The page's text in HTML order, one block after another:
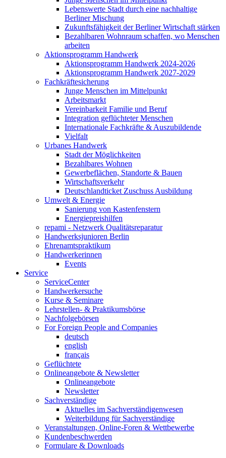
Lebenswerte Stadt durch eine nachhaltige
Berliner Mischung
Zukunftsfähigkeit der Berliner Wirtschaft stärken
Bezahlbaren Wohnraum schaffen, wo Menschen
arbeiten
Aktionsprogramm Handwerk
Aktionsprogramm Handwerk 2024-2026
Aktionsprogramm Handwerk 2027-2029
Fachkräftesicherung
Junge Menschen im Mittelpunkt
Arbeitsmarkt
Vereinbarkeit Familie und Beruf
Integration geflüchteter Menschen
Internationale Fachkräfte & Auszubildende
Vielfalt
Urbanes Handwerk
Stadt der Möglichkeiten
Bezahlbares Wohnen
Gewerbeflächen, Standorte & Bauen
Wirtschaftsverkehr
Deutschlandticket Zuschuss Ausbildung
Umwelt & Energie
Sanierung von Kastenfenstern
Energiepreishilfen
repami - Netzwerk Qualitätsreparatur
Handwerksjunioren Berlin
Ehrenamtspraktikum
Handwerkerinnen
Events
Service
ServiceCenter
Handwerkersuche
Kurse & Seminare
Lehrstellen- & Praktikumsbörse
Nachfolgebörsen
For Foreign People and Companies
deutsch
english
français
Geflüchtete
Onlineangebote & Newsletter
Onlineangebote
Newsletter
Sachverständige
Aktuelles im Sachverständigenwesen
Weiterbildung für Sachverständige
Veranstaltungen, Online-Foren & Wettbewerbe
Kundenbeschwerden
Formulare & Downloads